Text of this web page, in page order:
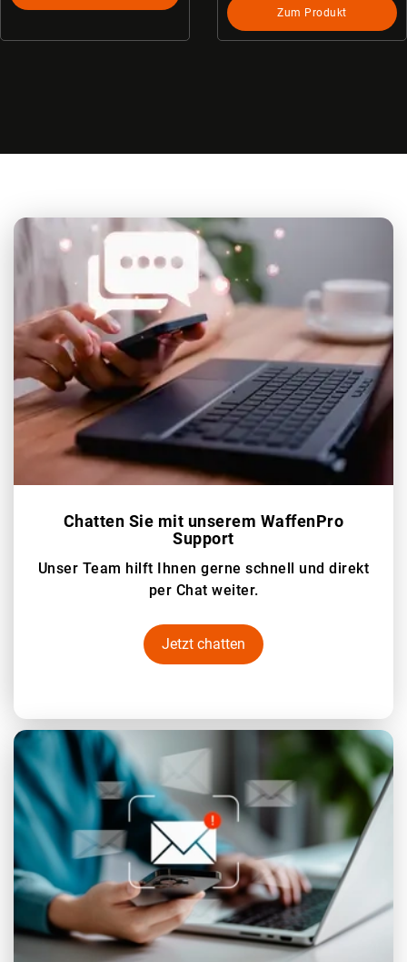
Zum Produkt
Chatten Sie mit unserem WaffenPro
Support
Unser Team hilft Ihnen gerne schnell und direkt
per Chat weiter.
Jetzt chatten